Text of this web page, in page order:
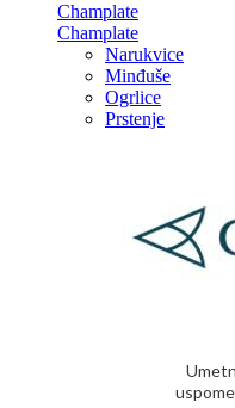
Champlate
Champlate
Narukvice
Minđuše
Ogrlice
Prstenje